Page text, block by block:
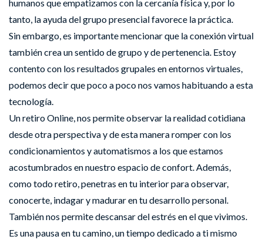
humanos que empatizamos con la cercanía física y, por lo
tanto, la ayuda del grupo presencial favorece la práctica.
Sin embargo, es importante mencionar que la conexión virtual
también crea un sentido de grupo y de pertenencia. Estoy
contento con los resultados grupales en entornos virtuales,
podemos decir que poco a poco nos vamos habituando a esta
tecnología.
Un retiro Online, nos permite observar la realidad cotidiana
desde otra perspectiva y de esta manera romper con los
condicionamientos y automatismos a los que estamos
acostumbrados en nuestro espacio de confort. Además,
como todo retiro, penetras en tu interior para observar,
conocerte, indagar y madurar en tu desarrollo personal.
También nos permite descansar del estrés en el que vivimos.
Es una pausa en tu camino, un tiempo dedicado a ti mismo